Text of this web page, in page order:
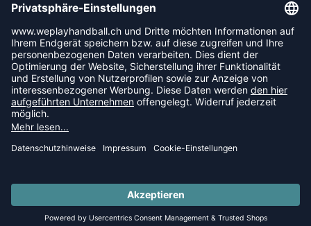
SUMMER SALE: SPARE BIS ZU 65%
Kreditkarte
Rechnungskauf
NEWSLETTER
FOLLOW US